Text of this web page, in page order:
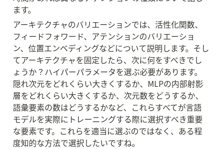
ます。
アーキテクチャのバリエーションでは、活性化関数、
フィードフォワード、アテンションのバリエーショ
ン、位置エンベディングなどについて説明します。そし
てアーキテクチャを固定したら、次に何をすべきでし
ょうか？ハイパーパラメータを選ぶ必要があります。
隠れ次元をどれくらい大きくするか、MLPの内部射影
層をどれくらい大きくするか、次元数をどうするか、
語彙要素の数はどうするかなど、これらすべてが言語
モデルを実際にトレーニングする際に選択すべき重要
な要素です。これらを適当に選ぶのではなく、ある程
度知的な方法で選択したいですね。